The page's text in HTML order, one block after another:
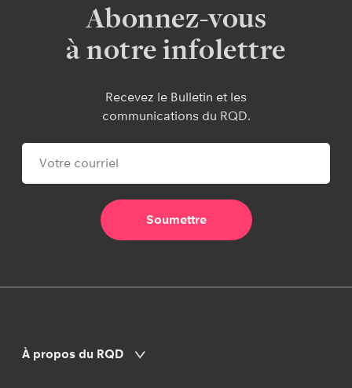
Abonnez-vous
à notre infolettre
Recevez le Bulletin et les
communications du RQD.
À propos du RQD